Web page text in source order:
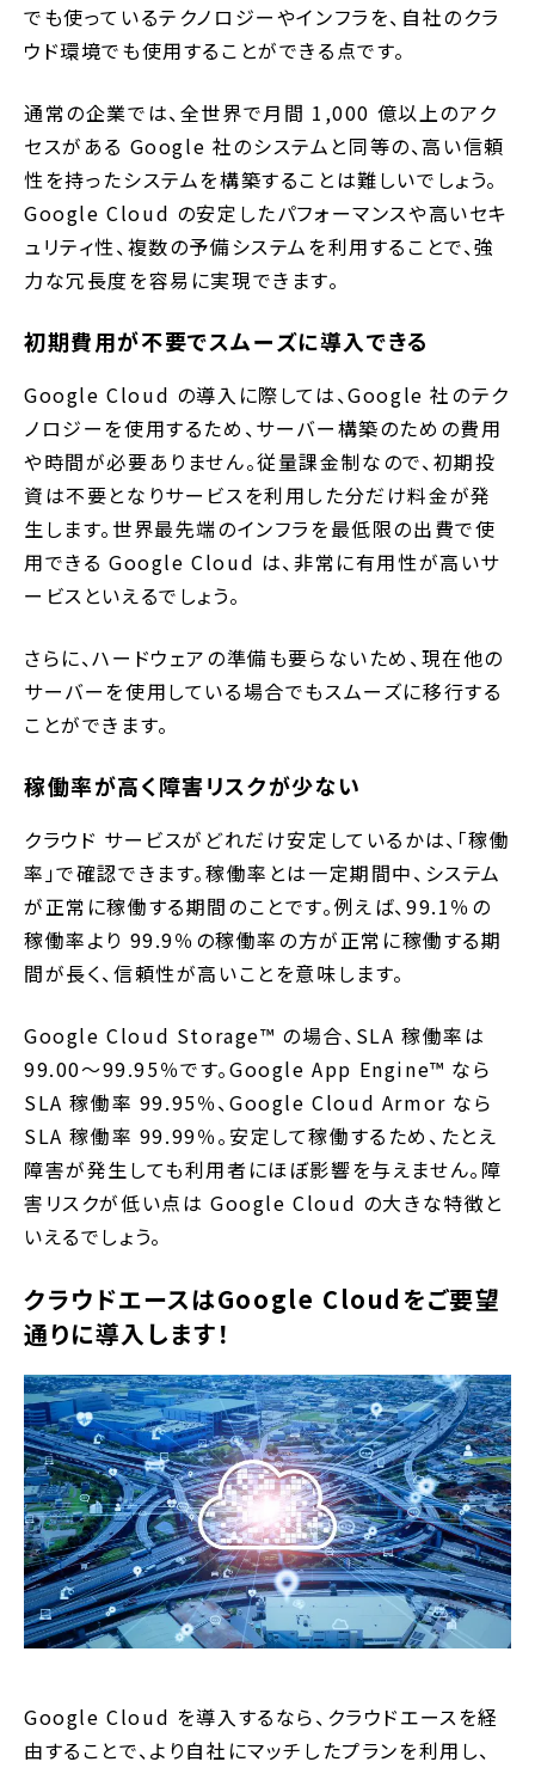
でも使っているテクノロジーやインフラを、自社のクラ
ウド環境でも使用することができる点です。
通常の企業では、全世界で月間 1,000 億以上のアク
セスがある Google 社のシステムと同等の、高い信頼
性を持ったシステムを構築することは難しいでしょう。
Google Cloud の安定したパフォーマンスや高いセキ
ュリティ性、複数の予備システムを利用することで、強
力な冗長度を容易に実現できます。
初期費用が不要でスムーズに導入できる
Google Cloud の導入に際しては、Google 社のテク
ノロジーを使用するため、サーバー構築のための費用
や時間が必要ありません。従量課金制なので、初期投
資は不要となりサービスを利用した分だけ料金が発
生します。世界最先端のインフラを最低限の出費で使
用できる Google Cloud は、非常に有用性が高いサ
ービスといえるでしょう。
さらに、ハードウェアの準備も要らないため、現在他の
サーバーを使用している場合でもスムーズに移行する
ことができます。
稼働率が高く障害リスクが少ない
クラウド サービスがどれだけ安定しているかは、「稼働
率」で確認できます。稼働率とは一定期間中、システム
が正常に稼働する期間のことです。例えば、99.1％の
稼働率より 99.9％の稼働率の方が正常に稼働する期
間が長く、信頼性が高いことを意味します。
Google Cloud Storage™ の場合、SLA 稼働率は
99.00～99.95％です。Google App Engine™ なら
SLA 稼働率 99.95％、Google Cloud Armor なら
SLA 稼働率 99.99％。安定して稼働するため、たとえ
障害が発生しても利用者にほぼ影響を与えません。障
害リスクが低い点は Google Cloud の大きな特徴と
いえるでしょう。
クラウドエースはGoogle Cloudをご要望
通りに導入します！
Google Cloud を導入するなら、クラウドエースを経
由することで、より自社にマッチしたプランを利用し、